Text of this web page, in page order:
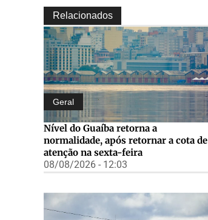
Relacionados
Geral
Nível do Guaíba retorna a
normalidade, após retornar a cota de
atenção na sexta-feira
08/08/2026 - 12:03